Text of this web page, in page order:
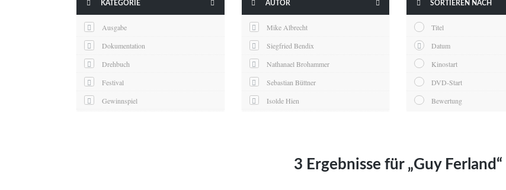
 KATEGORIE 
Ausgabe
Dokumentation
Drehbuch
Festival
Gewinnspiel
 AUTOR 
Mike Albrecht
Siegfried Bendix
Nathanael Brohammer
Sebastian Büttner
Isolde Hien
 SORTIEREN NACH
Titel
Datum
Kinostart
DVD-Start
Bewertung
3 Ergebnisse für „Guy Ferland“